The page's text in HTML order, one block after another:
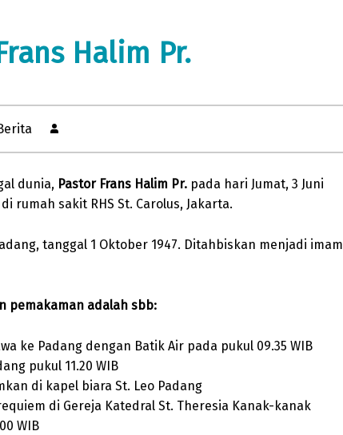
Halim Pr.
dunia, Pastor Frans Halim Pr.pada hari Jumat, 3 Juni
rumah sakit RHS St. Carolus, Jakarta.
tanggal 1 Oktober 1947. Ditahbiskan menjadi imam
pemakaman adalah sbb:
ke Padang dengan Batik Air pada pukul 09.35 WIB
pukul 11.20 WIB
di kapel biara St. Leo Padang
di Gereja Katedral St. Theresia Kanak-kanak
WIB